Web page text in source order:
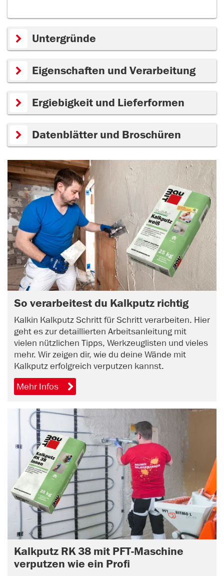
Untergründe
Eigenschaften und Verarbeitung
Ergiebigkeit und Lieferformen
Datenblätter und Broschüren
So verarbeitest du Kalkputz richtig
Kalkin Kalkputz Schritt für Schritt verarbeiten. Hier
geht es zur detaillierten Arbeitsanleitung mit
vielen nützlichen Tipps, Werkzeuglisten und vieles
mehr. Wir zeigen dir, wie du deine Wände mit
Kalkputz erfolgreich verputzen kannst.
Mehr Infos
Kalkputz RK 38 mit PFT-Maschine
verputzen wie ein Profi